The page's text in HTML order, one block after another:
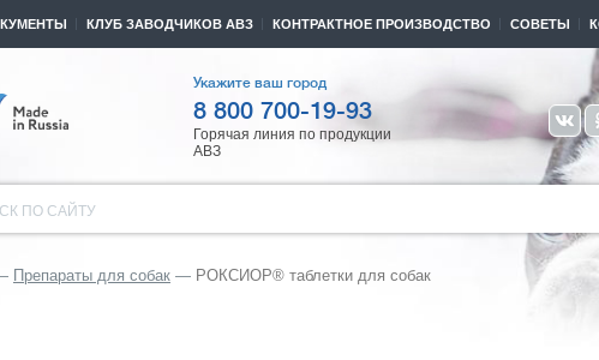
КЛУБ ЗАВОДЧИКОВ АВЗ КОНТРАКТНОЕ ПРОИЗВОДСТВО СОВЕТЫ
Укажите ваш город
8 800 700-19-93
Горячая линия по продукции
АВЗ
ПО САЙТУ
Препараты для собак РОКСИОР® таблетки для собак